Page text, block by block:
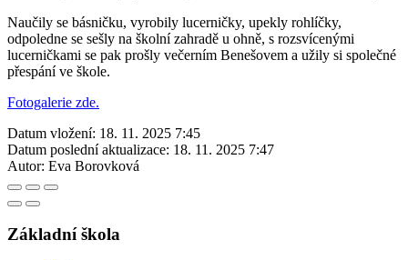
Naučily se básničku, vyrobily lucerničky, upekly rohlíčky,
odpoledne se sešly na školní zahradě u ohně, s rozsvícenými
lucerničkami se pak prošly večerním Benešovem a užily si společné
přespání ve škole.
Fotogalerie zde.
Datum vložení: 18. 11. 2025 7:45
Datum poslední aktualizace: 18. 11. 2025 7:47
Autor: Eva Borovková
Základní škola